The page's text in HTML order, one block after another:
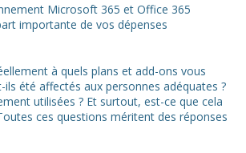
Microsoft 365 et Office 365
importante de vos dépenses
à quels plans et add-ons vous
ils été affectés aux personnes adéquates ?
utilisées ? Et surtout, est-ce que cela
ces questions méritent des réponses